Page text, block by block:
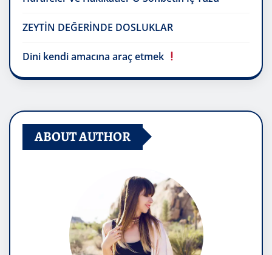
ZEYTİN DEĞERİNDE DOSLUKLAR
Dini kendi amacına araç etmek
ABOUT AUTHOR